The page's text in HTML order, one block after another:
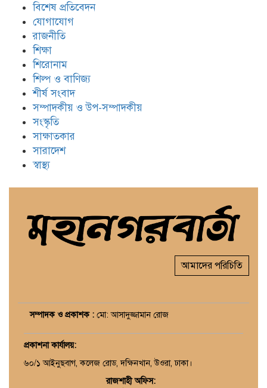
বিশেষ প্রতিবেদন
যোগাযোগ
রাজনীতি
শিক্ষা
শিরোনাম
শিল্প ও বাণিজ্য
শীর্ষ সংবাদ
সম্পাদকীয় ও উপ-সম্পাদকীয়
সংস্কৃতি
সাক্ষাতকার
সারাদেশ
স্বাস্থ্য
আমাদের পরিচিতি
সম্পাদক ও প্রকাশক : মো: আসাদুজ্জামান রোজ
প্রকাশনা কার্যালয়:
৬০/১ আইনুছবাগ, কলেজ রোড, দক্ষিনখান, উওরা, ঢাকা।
রাজশাহী অফিস: